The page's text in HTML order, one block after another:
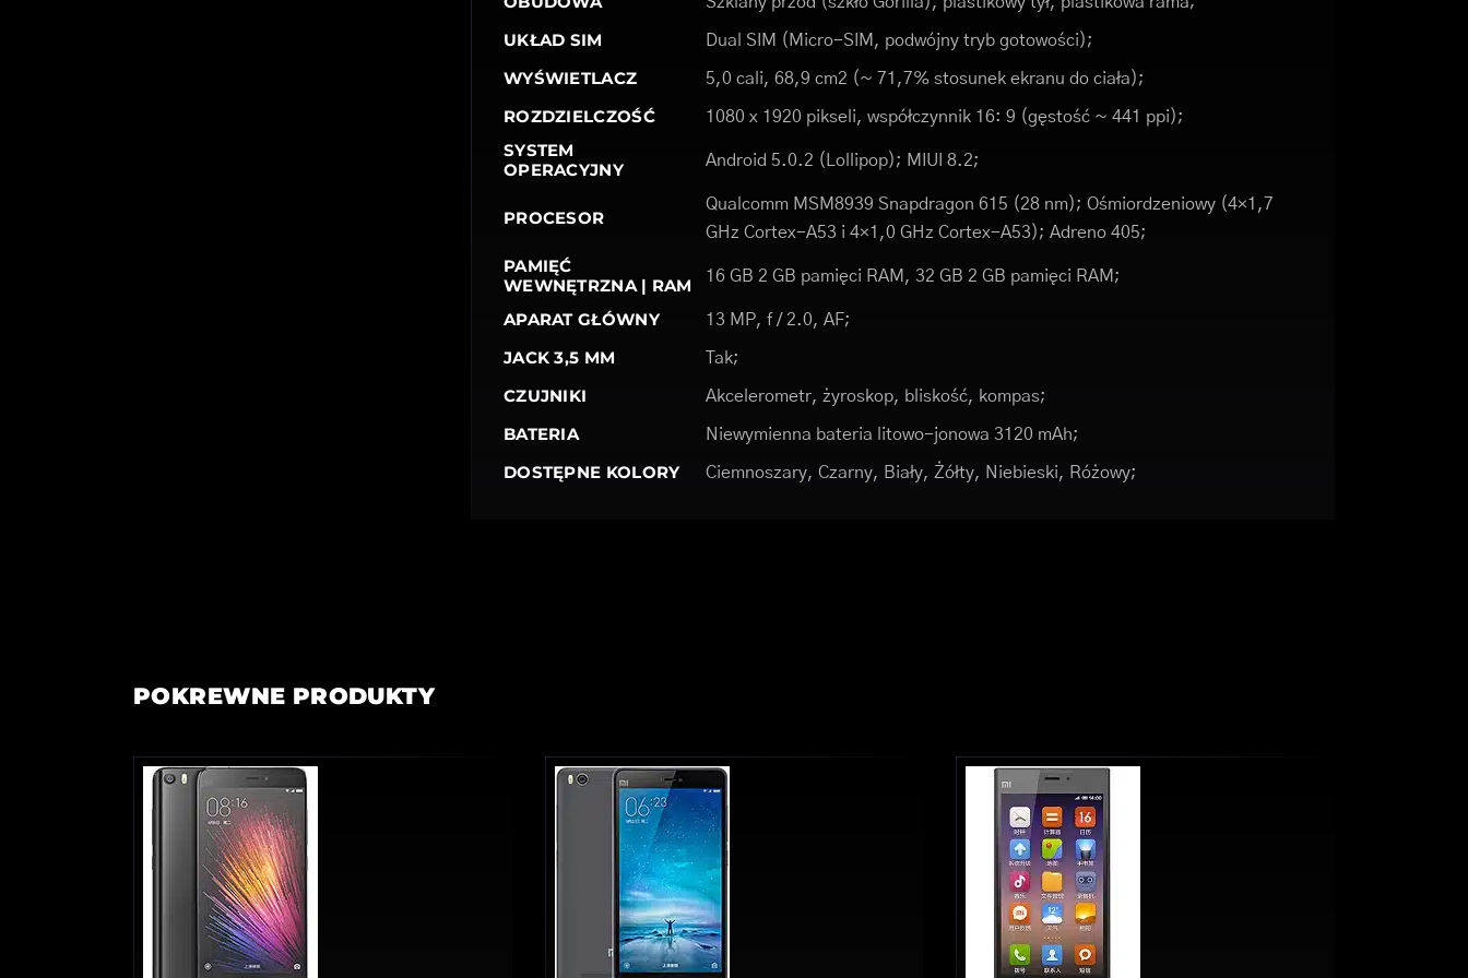
UKŁAD SIM Dual SIM (Micro-SIM, podwójny tryb gotowości);
WYŚWIETLACZ 5,0 cali, 68,9 cm2 (~ 71,7% stosunek ekranu do ciała);
ROZDZIELCZOŚĆ 1080 x 1920 pikseli, współczynnik 16: 9 (gęstość ~ 441 ppi);
SYSTEM
OPERACYJNY
Android 5.0.2 (Lollipop); MIUI 8.2;
PROCESOR
Qualcomm MSM8939 Snapdragon 615 (28 nm); Ośmiordzeniowy (4×1,7
GHz Cortex-A53 i 4×1,0 GHz Cortex-A53); Adreno 405;
PAMIĘĆ
WEWNĘTRZNA | RAM
16 GB 2 GB pamięci RAM, 32 GB 2 GB pamięci RAM;
APARAT GŁÓWNY 13 MP, f / 2.0, AF;
JACK 3,5 MM Tak;
CZUJNIKI Akcelerometr, żyroskop, bliskość, kompas;
BATERIA Niewymienna bateria litowo-jonowa 3120 mAh;
DOSTĘPNE KOLORY Ciemnoszary, Czarny, Biały, Żółty, Niebieski, Różowy;
POKREWNE PRODUKTY